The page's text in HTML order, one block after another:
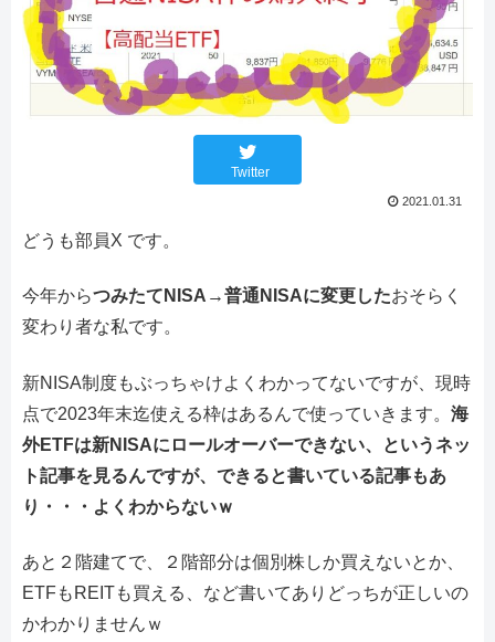
Twitter
2021.01.31
どうも部員X です。
今年からつみたてNISA→普通NISAに変更したおそらく
変わり者な私です。
新NISA制度もぶっちゃけよくわかってないですが、現時
点で2023年末迄使える枠はあるんで使っていきます。 海
外ETFは新NISAにロールオーバーできない、というネッ
ト記事を見るんですが、できると書いている記事もあ
り・・・よくわからないｗ
あと２階建てで、２階部分は個別株しか買えないとか、
ETFもREITも買える、など書いてありどっちが正しいの
かわかりませんｗ